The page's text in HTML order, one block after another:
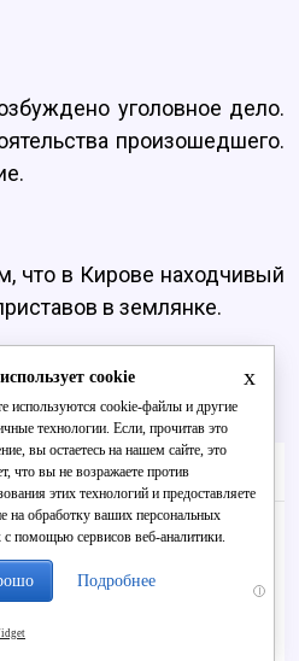
уголовное дело.
произошедшего.
что в Кирове находчивый
в землянке.
пенсию в 2026 году:
i
а смеяться вы
x
cookie
используются cookie-файлы и другие
технологии. Если, прочитав это
вы остаетесь на нашем сайте, это
что вы не возражаете против
этих технологий и предоставляете
на обработку ваших персональных
с помощью сервисов веб-аналитики.
Подробнее